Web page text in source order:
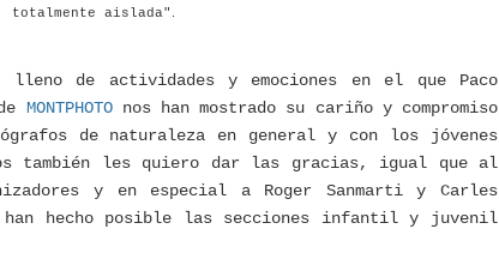
totalmente aislada"
de actividades y emociones en el que Paco
MONTPHOTOnos han mostrado su cariño y compromiso
de naturaleza en general y con los jóvenes
también les quiero dar las gracias, igual que al
y en especial a Roger Sanmarti y Carles
hecho posible las secciones infantil y juvenil